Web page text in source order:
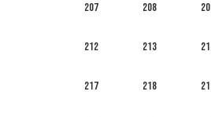
207 208
212 213
217 218